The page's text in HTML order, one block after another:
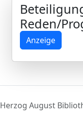
Reden/
Anzeige
Herzog August